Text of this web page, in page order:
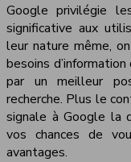
Google privilégie
significative aux
leur nature même,
besoins
par un meilleur
recherche. Plus le
signale à Google la
vos chances de
avantages.